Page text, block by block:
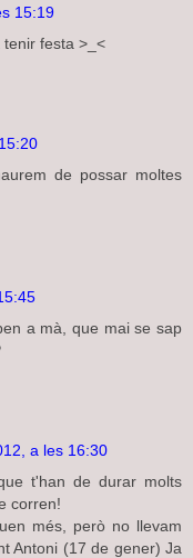
15:19
festa >_<
de possar moltes
a mà, que mai se sap
a les 16:30
t'han de durar molts
corren!
més, però no llevam
Antoni (17 de gener) Ja